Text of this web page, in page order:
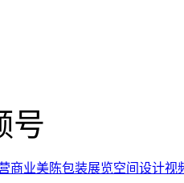
号
商业美陈包装展览空间设计视